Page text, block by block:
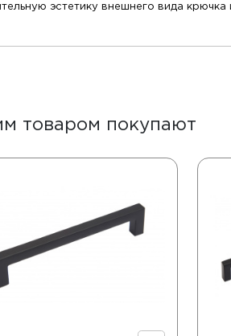
эстетику внешнего вида
товаром покупают